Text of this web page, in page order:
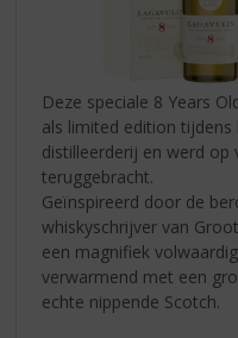
Deze speciale 8 Years
als limited edition
distilleerderij en werd op
teruggebracht.
Geïnspireerd door de
whiskyschrijver van
een magnifiek
verwarmend met een
echte nippende Scotch.